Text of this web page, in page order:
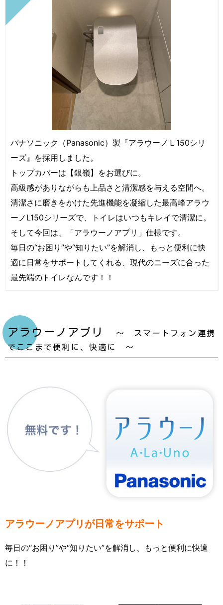
パナソニック（Panasonic）製『アラウーノＬ150シリ
ーズ』を採用しました。
トップカバーは【銀嶺】をお選びに。
高級感がありながらも上品さと清潔感を与える空間へ。
清潔さに磨きをかけた先進機能を凝縮した最高峰アラウ
ーノL150シリーズで、トイレはいつもキレイで清潔に。
そして今回は、「アラウーノアプリ」仕様です。
毎日の“お困り”や“知りたい”を解消し、もっと便利に快
適に日常をサポートしてくれる、現代のニーズに合った
最先端のトイレなんです！！
アラウーノアプリ
～ スマートフォン連携
でここまで便利に、快適に ～
アラウーノアプリが日常をサポート
毎日の“お困り”や“知りたい”を解消し、もっと便利に快適
に！！